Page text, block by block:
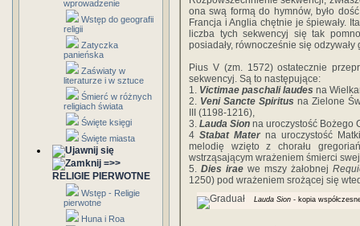
wprowadzenie
Wstęp do geografii
religii
Zatyczka
panieńska
Zaświaty w
literaturze i w sztuce
Śmierć w różnych
religiach świata
Święte księgi
Święte miasta
=>>
RELIGIE PIERWOTNE
Wstęp - Religie
pierwotne
Huna i Roa
ona swą formą do hymnów, było
Francja i Anglia chętnie je śpiewały.
liczba tych sekwencyj się tak
posiadały, równocześnie się
Pius V (zm. 1572) ostatecznie
sekwencyj. Są to następujące:
1. Victimae paschali laudes na
2. Veni Sancte Spiritus na Zielone
III (1198-1216),
3. Lauda Sion na uroczystość Bożego
4 Stabat Mater na uroczystość
melodię wzięto z chorału
wstrząsającym wrażeniem śmierci
5. Dies irae we mszy żałobnej
1250) pod wrażeniem srożącej się
Lauda Sion - kopia